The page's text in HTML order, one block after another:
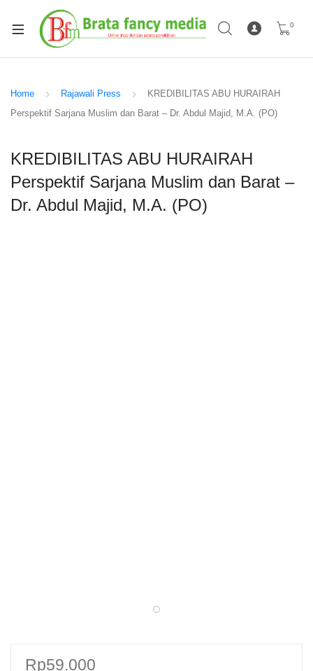
0
Home Rajawali Press
KREDIBILITAS ABU HURAIRAH
Perspektif Sarjana Muslim dan Barat – Dr. Abdul Majid, M.A. (PO)
KREDIBILITAS ABU HURAIRAH
Perspektif Sarjana Muslim dan Barat –
Dr. Abdul Majid, M.A. (PO)
Rp59.000